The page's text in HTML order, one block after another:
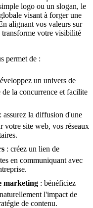
logo ou un slogan, le
visant à forger une
alignant vos valeurs sur
votre visibilité
permet de :
un univers de
la concurrence et facilite
: assurez la diffusion d'une
votre site web, vos réseaux
: créez un lien de
en communiquant avec
marketing : bénéficiez
l'impact de
de contenu.